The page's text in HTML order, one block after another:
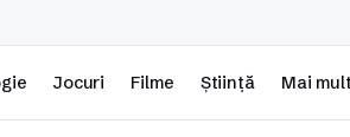
Jocuri Filme Știință Mai